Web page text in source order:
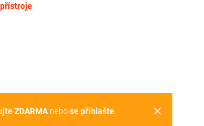
clear
ZDARMAnebose přihlašte.